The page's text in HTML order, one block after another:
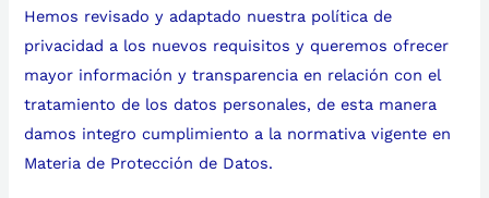
Hemos revisado y adaptado nuestra política de
privacidad a los nuevos requisitos y queremos ofrecer
mayor información y transparencia en relación con el
tratamiento de los datos personales, de esta manera
damos integro cumplimiento a la normativa vigente en
Materia de Protección de Datos.